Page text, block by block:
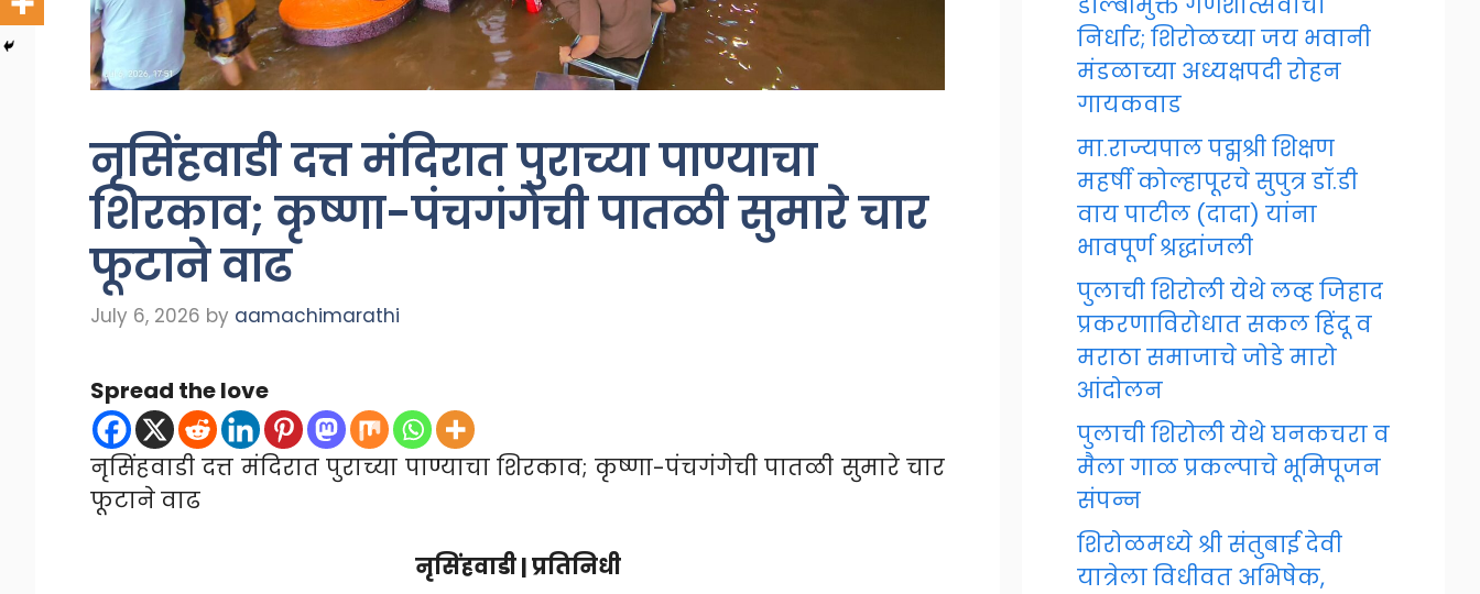
नृसिंहवाडी दत्त मंदिरात पुराच्या पाण्याचा
शिरकाव; कृष्णा-पंचगंगेची पातळी सुमारे चार
फूटाने वाढ
July 6, 2026 by aamachimarathi
Spread the love
नृसिंहवाडी दत्त मंदिरात पुराच्या पाण्याचा शिरकाव; कृष्णा-पंचगंगेची पातळी सुमारे चार
फूटाने वाढ
नृसिंहवाडी | प्रतिनिधी
निर्धार; शिरोळच्या जय भवानी
मंडळाच्या अध्यक्षपदी रोहन
गायकवाड
मा.राज्यपाल पद्मश्री शिक्षण
महर्षी कोल्हापूरचे सुपुत्र डॉ.डी
वाय पाटील (दादा) यांना
भावपूर्ण श्रद्धांजली
पुलाची शिरोली येथे लव्ह जिहाद
प्रकरणाविरोधात सकल हिंदू व
मराठा समाजाचे जोडे मारो
आंदोलन
पुलाची शिरोली येथे घनकचरा व
मैला गाळ प्रकल्पाचे भूमिपूजन
संपन्न
शिरोळमध्ये श्री संतुबाई देवी
यात्रेला विधीवत अभिषेक,